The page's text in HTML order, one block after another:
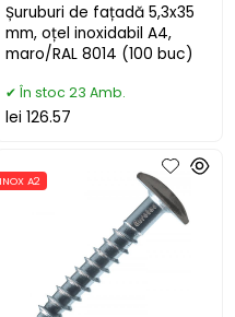
Șuruburi de fațadă 5,3x35
mm, oțel inoxidabil A4,
maro/RAL 8014 (100 buc)
În stoc 23 Amb.
lei 126.57
INOX A2